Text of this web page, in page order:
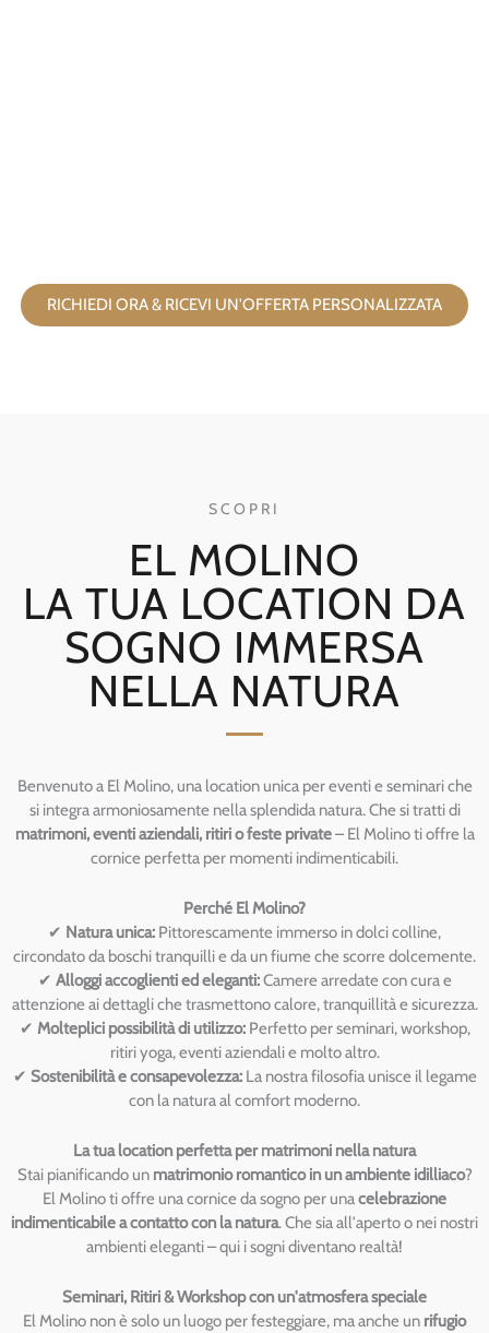
RICHIEDI ORA & RICEVI UN'OFFERTA PERSONALIZZATA
SCOPRI
EL MOLINO
LA TUA LOCATION DA
SOGNO IMMERSA
NELLA NATURA
Benvenuto a El Molino, una location unica per eventi e seminari che
si integra armoniosamente nella splendida natura. Che si tratti di
matrimoni, eventi aziendali, ritiri o feste private– El Molino ti offre la
cornice perfetta per momenti indimenticabili.
Perché El Molino?
✔ Natura unica: Pittorescamente immerso in dolci colline,
circondato da boschi tranquilli e da un fiume che scorre dolcemente.
✔ Alloggi accoglienti ed eleganti:Camere arredate con cura e
attenzione ai dettagli che trasmettono calore, tranquillità e sicurezza.
✔ Molteplici possibilità di utilizzo:Perfetto per seminari, workshop,
ritiri yoga, eventi aziendali e molto altro.
✔ Sostenibilità e consapevolezza:La nostra filosofia unisce il legame
con la natura al comfort moderno.
La tua location perfetta per matrimoni nella natura
Stai pianificando un matrimonio romantico in un ambiente idilliaco?
El Molino ti offre una cornice da sogno per unacelebrazione
indimenticabile a contatto con la natura. Che sia all'aperto o nei nostri
ambienti eleganti – qui i sogni diventano realtà!
Seminari, Ritiri & Workshop con un'atmosfera speciale
El Molino non è solo un luogo per festeggiare, ma anche un rifugio